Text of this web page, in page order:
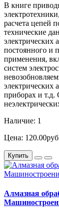
В книге
расчета цепей
технические
электрических
постоянного и
применения,
систем
электрических
приборах и т.д.
Наличие: 1
Цена:
Купить
Алмазная